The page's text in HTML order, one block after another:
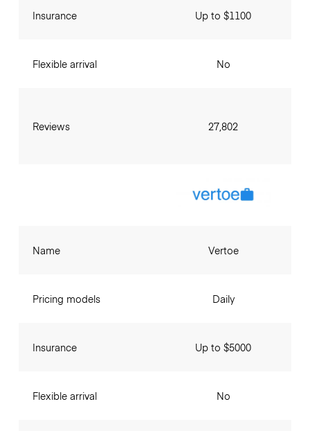
Insurance
Flexible arrival
Reviews
Up to $1100
No
27,802
Name
Pricing models
Insurance
Flexible arrival
Vertoe
Daily
Up to $5000
No